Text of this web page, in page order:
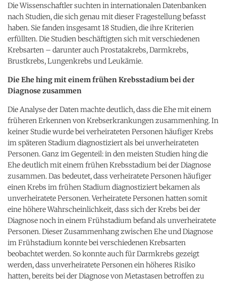
Die Wissenschaftler suchten in internationalen Datenbanken
nach Studien, die sich genau mit dieser Fragestellung befasst
haben. Sie fanden insgesamt 18 Studien, die ihre Kriterien
erfüllten. Die Studien beschäftigten sich mit verschiedenen
Krebsarten – darunter auch Prostatakrebs, Darmkrebs,
Brustkrebs, Lungenkrebs und Leukämie.
Die Ehe hing mit einem frühen Krebsstadium bei der
Diagnose zusammen
Die Analyse der Daten machte deutlich, dass die Ehe mit einem
früheren Erkennen von Krebserkrankungen zusammenhing. In
keiner Studie wurde bei verheirateten Personen häufiger Krebs
im späteren Stadium diagnostiziert als bei unverheirateten
Personen. Ganz im Gegenteil: in den meisten Studien hing die
Ehe deutlich mit einem frühen Krebsstadium bei der Diagnose
zusammen. Das bedeutet, dass verheiratete Personen häufiger
einen Krebs im frühen Stadium diagnostiziert bekamen als
unverheiratete Personen. Verheiratete Personen hatten somit
eine höhere Wahrscheinlichkeit, dass sich der Krebs bei der
Diagnose noch in einem Frühstadium befand als unverheiratete
Personen. Dieser Zusammenhang zwischen Ehe und Diagnose
im Frühstadium konnte bei verschiedenen Krebsarten
beobachtet werden. So konnte auch für Darmkrebs gezeigt
werden, dass unverheiratete Personen ein höheres Risiko
hatten, bereits bei der Diagnose von Metastasen betroffen zu